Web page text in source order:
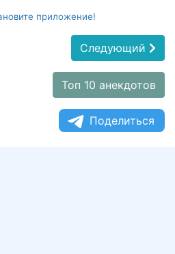
приложение!
Следующий
Топ 10 анекдотов
Поделиться